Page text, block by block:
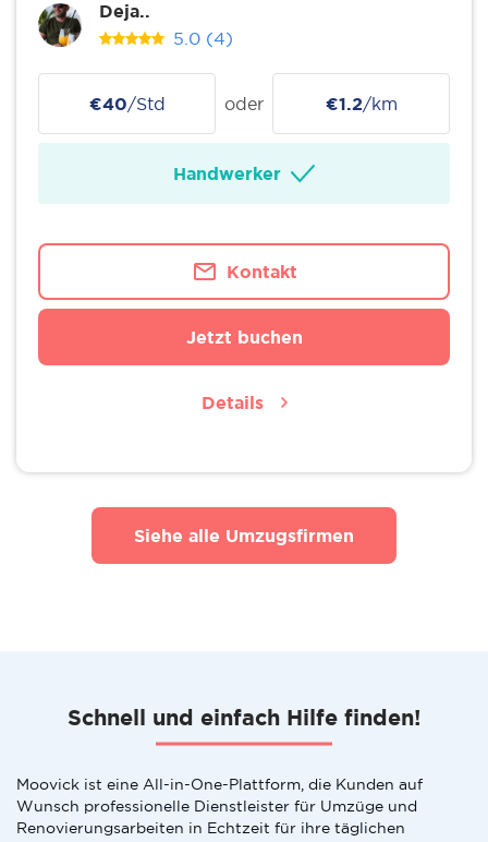
Deja..
5.0 (4)
€40/Std oder €1.2/km
Handwerker
Kontakt
Jetzt buchen
Details
Siehe alle Umzugsfirmen
Schnell und einfach Hilfe finden!
Moovick ist eine All-in-One-Plattform, die Kunden auf
Wunsch professionelle Dienstleister für Umzüge und
Renovierungsarbeiten in Echtzeit für ihre täglichen